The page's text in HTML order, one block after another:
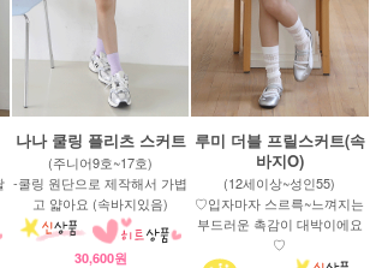
나나 쿨링 플리츠 스커트
(주니어9호~17호)
-쿨링 원단으로 제작해서 가볍
고 얇아요 (속바지있음)
30,600원
루미 더블 프릴스커트(속
바지O)
(12세이상~성인55)
♡입자마자 스르륵~느껴지는
부드러운 촉감이 대박이에요
♡